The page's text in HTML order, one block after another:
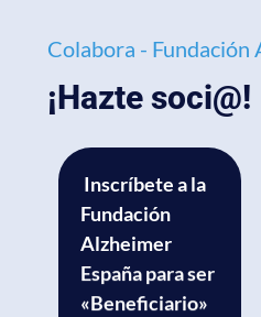
Colabora - Fundación
¡Hazte soci@!
Inscríbete a la
Fundación
Alzheimer
España para ser
«Beneficiario»